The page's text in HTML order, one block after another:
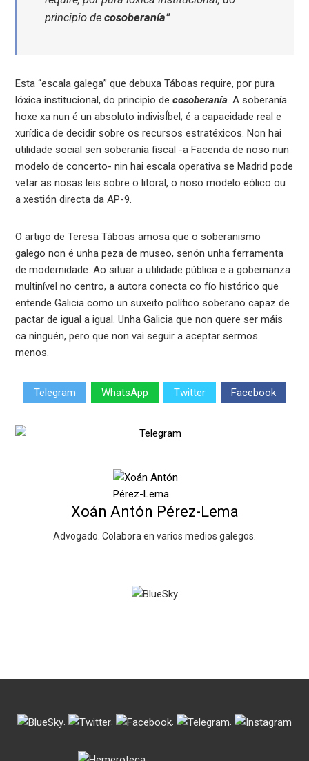
principio decosoberanía”
Esta “escala galega” que debuxa Táboas require, por pura
lóxica institucional, do principio decosoberanía. A soberanía
hoxe xa nun é un absoluto indivisÍbel; é a capacidade real e
xurídica de decidir sobre os recursos estratéxicos. Non hai
utilidade social sen soberanía fiscal -a Facenda de noso nun
modelo de concerto- nin hai escala operativa se Madrid pode
vetar as nosas leis sobre o litoral, o noso modelo eólico ou
a xestión directa da AP-9.
O artigo de Teresa Táboas amosa que o soberanismo
galego non é unha peza de museo, senón unha ferramenta
de modernidade. Ao situar a utilidade pública e a gobernanza
multinível no centro, a autora conecta co fío histórico que
entende Galicia como un suxeito político soberano capaz de
pactar de igual a igual. Unha Galicia que non quere ser máis
ca ninguén, pero que non vai seguir a aceptar sermos
menos.
Telegram WhatsApp Twitter Facebook
Xoán Antón Pérez-Lema
Advogado. Colabora en varios medios galegos.
. . . .